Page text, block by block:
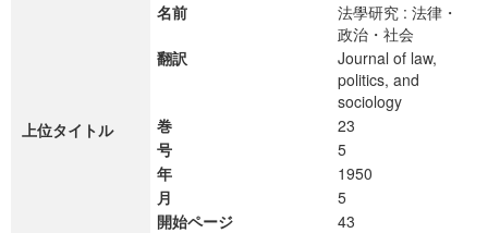
上位タイトル
名前
法學研究 : 法律・
政治・社会
翻訳
Journal of law,
politics, and
sociology
巻
23
号
5
年
1950
月
5
開始ページ
43